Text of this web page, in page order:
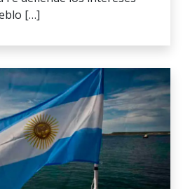
[…]